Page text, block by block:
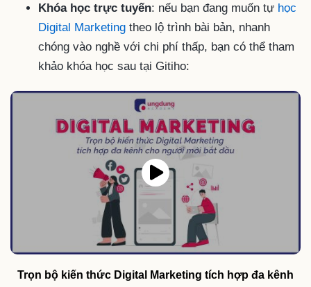
Khóa học trực tuyến: nếu bạn đang muốn tự học
Digital Marketing theo lộ trình bài bản, nhanh
chóng vào nghề với chi phí thấp, bạn có thể tham
khảo khóa học sau tại Gitiho:
Trọn bộ kiến thức Digital Marketing tích hợp đa kênh